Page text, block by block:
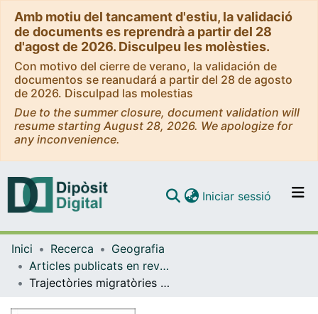
Amb motiu del tancament d'estiu, la validació
de documents es reprendrà a partir del 28
d'agost de 2026. Disculpeu les molèsties.
Con motivo del cierre de verano, la validación de
documentos se reanudará a partir del 28 de agosto
de 2026. Disculpad las molestias
Due to the summer closure, document validation will
resume starting August 28, 2026. We apologize for
any inconvenience.
Navega per tot el DD
Iniciar sessió (current)
Inici Recerca
Geografia
Articles publicats en revistes (Geografia)
Trajectòries migratòries i rendiment escolar als barris de Barcelona